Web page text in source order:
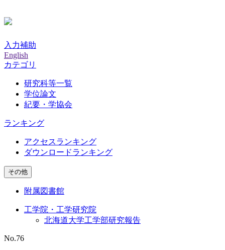
入力補助
English
カテゴリ
研究科等一覧
学位論文
紀要・学協会
ランキング
アクセスランキング
ダウンロードランキング
その他
附属図書館
工学院・工学研究院
北海道大学工学部研究報告
No.76